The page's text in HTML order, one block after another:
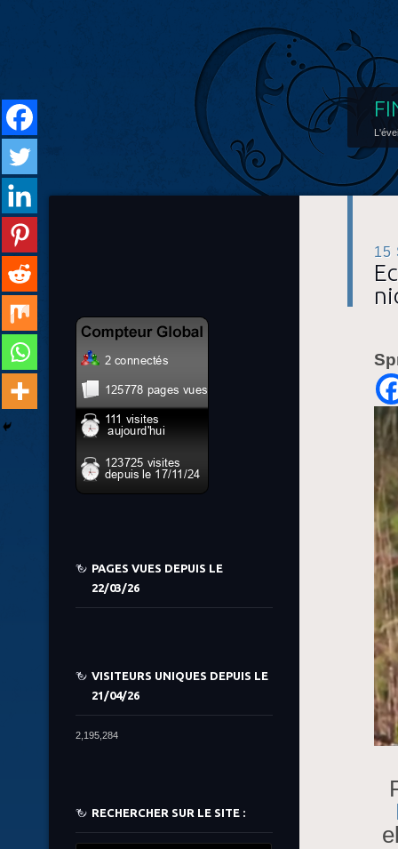
15
PAGES VUES DEPUIS LE
22/03/26
VISITEURS UNIQUES DEPUIS LE
21/04/26
2,195,284
RECHERCHER SUR LE SITE :